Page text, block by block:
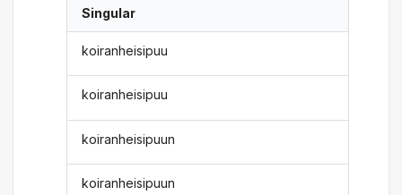
Singular
koiranheisipuu
koiranheisipuu
koiranheisipuun
koiranheisipuun